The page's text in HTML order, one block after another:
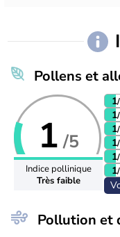
Pollens et
1 /5
Indice pollinique
Très faible
1
1
1
1
1
1
Pollution et